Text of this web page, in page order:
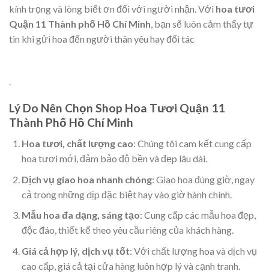
kính trọng và lòng biết ơn đối với người nhận. Với hoa tươi
Quận 11 Thành phố Hồ Chí Minh , bạn sẽ luôn cảm thấy tự
tin khi gửi hoa đến người thân yêu hay đối tác
Lý Do Nên Chọn Shop Hoa Tươi Quận 11
Thành Phố Hồ Chí Minh
Hoa tươi, chất lượng cao: Chúng tôi cam kết cung cấp
hoa tươi mới, đảm bảo độ bền và đẹp lâu dài.
Dịch vụ giao hoa nhanh chóng: Giao hoa đúng giờ, ngay
cả trong những dịp đặc biệt hay vào giờ hành chính.
Mẫu hoa đa dạng, sáng tạo: Cung cấp các mẫu hoa đẹp,
độc đáo, thiết kế theo yêu cầu riêng của khách hàng.
Giá cả hợp lý, dịch vụ tốt: Với chất lượng hoa và dịch vụ
cao cấp, giá cả tại cửa hàng luôn hợp lý và cạnh tranh.